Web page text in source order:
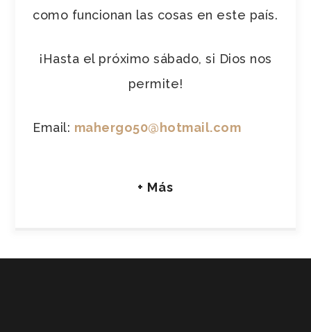
como funcionan las cosas en este país.
¡Hasta el próximo sábado, si Dios nos
permite!
Email: mahergo50@hotmail.com
+ Más